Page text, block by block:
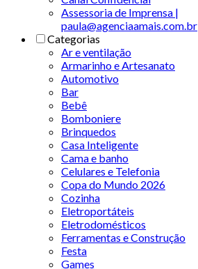
Assessoria de Imprensa |
paula@agenciaamais.com.br
Categorias
Ar e ventilação
Armarinho e Artesanato
Automotivo
Bar
Bebê
Bomboniere
Brinquedos
Casa Inteligente
Cama e banho
Celulares e Telefonia
Copa do Mundo 2026
Cozinha
Eletroportáteis
Eletrodomésticos
Ferramentas e Construção
Festa
Games